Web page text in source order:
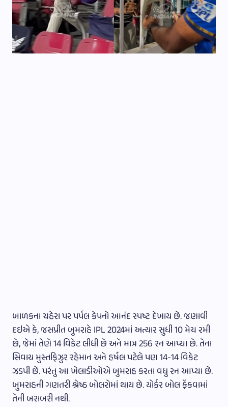
બાળકના ચહેરા પર પર્પલ કેપનો આનંદ સ્પષ્ટ દેખાય છે. જણાવી
દઇએ કે, જસપ્રીત બુમરાહે IPL 2024માં અત્યાર સુધી 10 મેચ રમી
છે, જેમાં તેણે 14 વિકેટ લીધી છે અને માત્ર 256 રન આપ્યા છે. તેના
સિવાય મુસ્તફિઝુર રહેમાન અને હર્ષલ પટેલે પણ 14-14 વિકેટ
ઝડપી છે. પરંતુ આ ખેલાડીઓએ બુમરાહ કરતા વધુ રન આપ્યા છે.
બુમરાહની ગણતરી શ્રેષ્ઠ બોલરોમાં થાય છે. યોર્કર બોલ ફેંકવામાં
તેની બરાબરી નથી.